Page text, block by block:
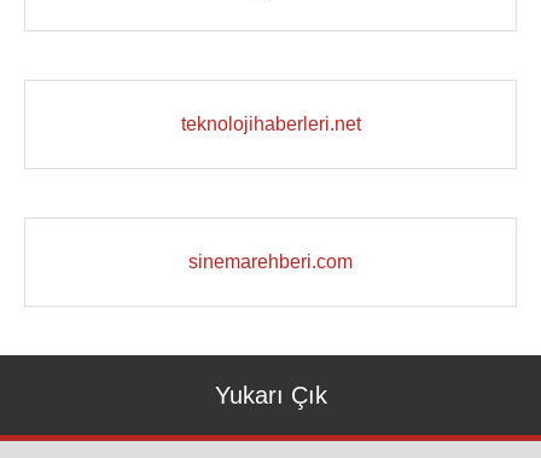
teknolojihaberleri.net
sinemarehberi.com
Yukarı Çık